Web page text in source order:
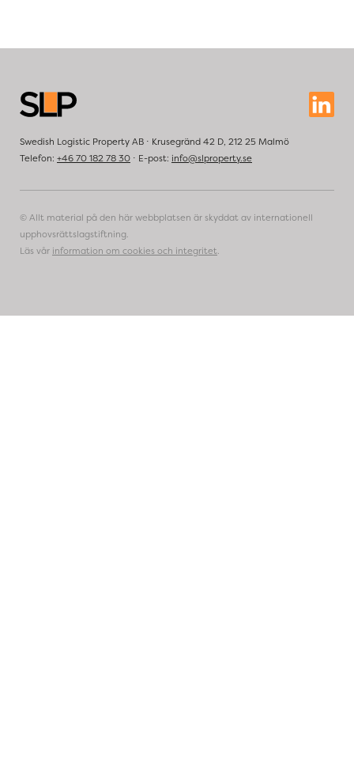
Swedish Logistic Property AB ⋅ Krusegränd 42 D, 212 25 Malmö
Telefon: +46 70 182 78 30 ⋅ E-post: info@slproperty.se
© Allt material på den här webbplatsen är skyddat av internationell
upphovsrättslagstiftning.
Läs vår information om cookies och integritet.